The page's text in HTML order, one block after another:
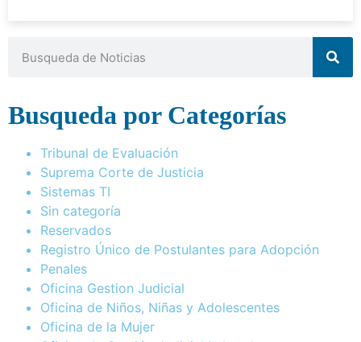
Busqueda por Categorías
Tribunal de Evaluación
Suprema Corte de Justicia
Sistemas TI
Sin categoría
Reservados
Registro Único de Postulantes para Adopción
Penales
Oficina Gestion Judicial
Oficina de Niños, Niñas y Adolescentes
Oficina de la Mujer